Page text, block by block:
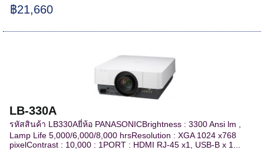
฿21,660
LB-330A
รหัสสินค้า LB330Aยี่ห้อ PANASONICBrightness : 3300 Ansi lm ,
Lamp Life 5,000/6,000/8,000 hrsResolution : XGA 1024 x768
pixelContrast : 10,000 : 1PORT : HDMI RJ-45 x1, USB-B x 1...